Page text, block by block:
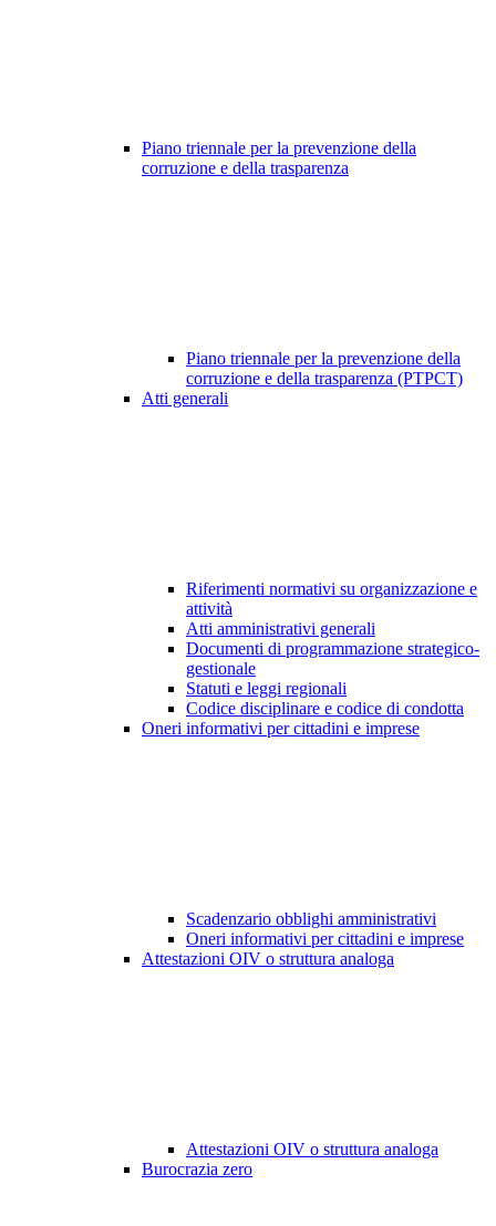
Piano triennale per la prevenzione della
corruzione e della trasparenza
Piano triennale per la prevenzione della
corruzione e della trasparenza (PTPCT)
Atti generali
Riferimenti normativi su organizzazione e
attività
Atti amministrativi generali
Documenti di programmazione strategico-
gestionale
Statuti e leggi regionali
Codice disciplinare e codice di condotta
Oneri informativi per cittadini e imprese
Scadenzario obblighi amministrativi
Oneri informativi per cittadini e imprese
Attestazioni OIV o struttura analoga
Attestazioni OIV o struttura analoga
Burocrazia zero